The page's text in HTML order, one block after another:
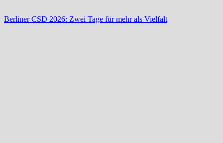
Berliner CSD 2026: Zwei Tage für mehr als Vielfalt